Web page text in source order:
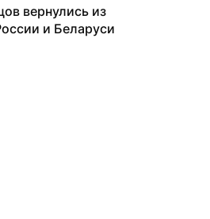
вернулись из
и Беларуси